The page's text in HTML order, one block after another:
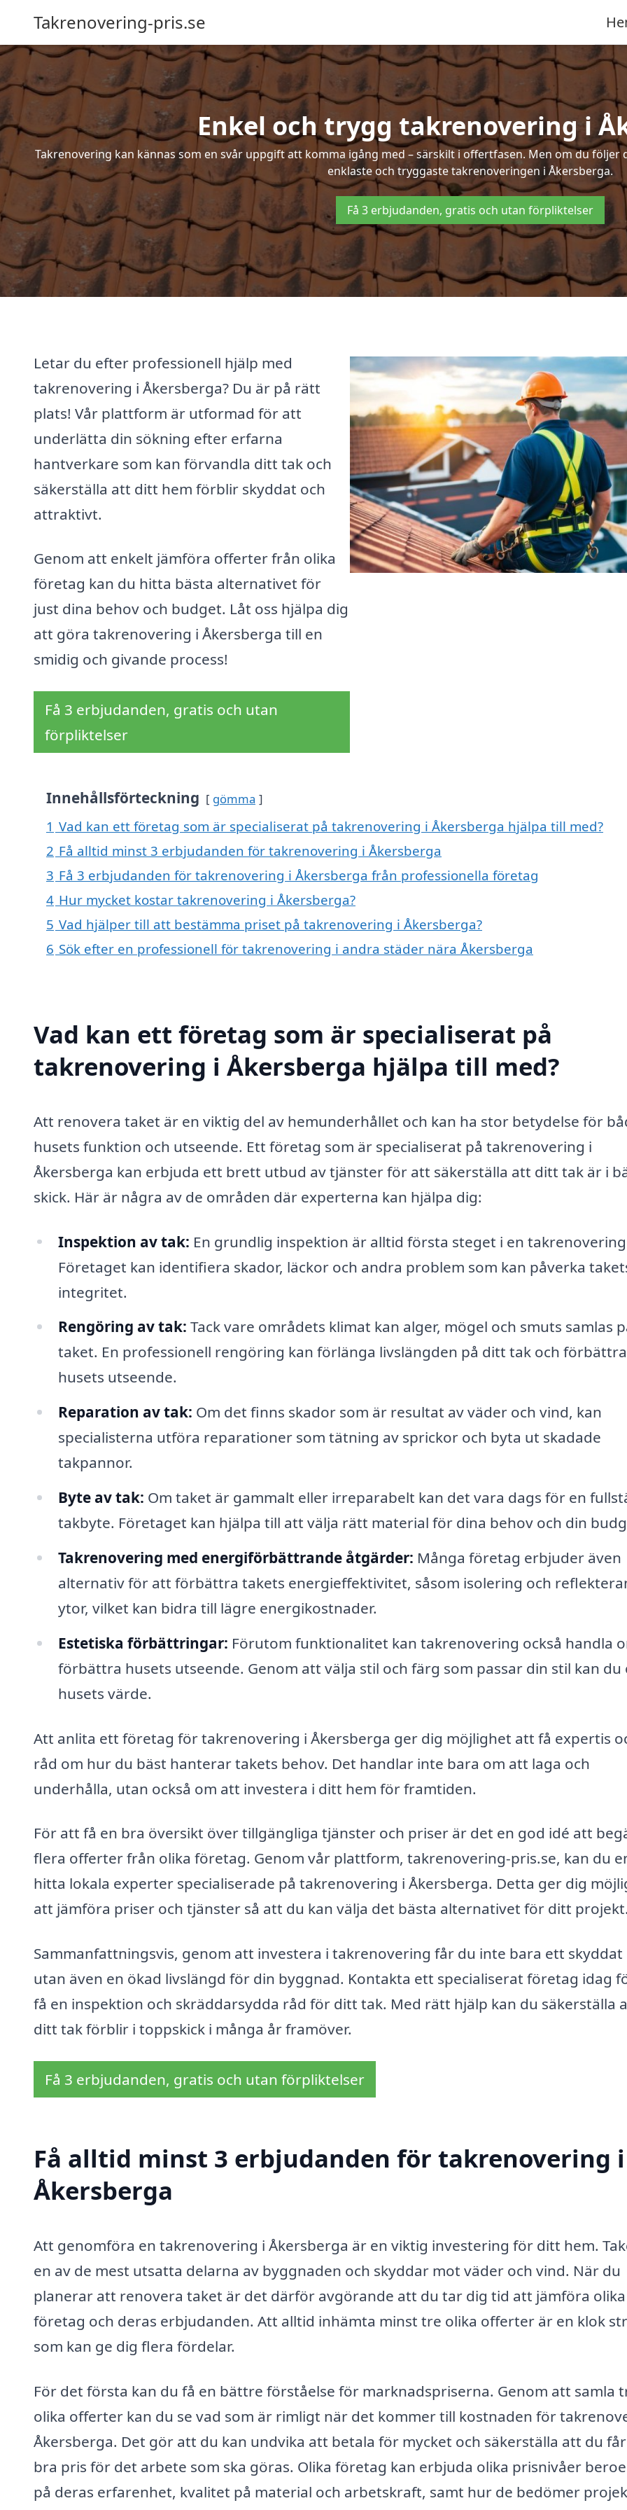
Takrenovering-pris.se
Enkel och trygg takrenovering i
Takrenovering kan kännas som en svår uppgift att komma igång med – särskilt i offertfasen. Men om du
enklaste och tryggaste takrenoveringen i Åkersberga.
Få 3 erbjudanden, gratis och utan förpliktelser
Letar du efter professionell hjälp med
takrenovering i Åkersberga? Du är på rätt
plats! Vår plattform är utformad för att
underlätta din sökning efter erfarna
hantverkare som kan förvandla ditt tak och
säkerställa att ditt hem förblir skyddat och
attraktivt.
Genom att enkelt jämföra offerter från olika
företag kan du hitta bästa alternativet för
just dina behov och budget. Låt oss hjälpa dig
att göra takrenovering i Åkersberga till en
smidig och givande process!
Få 3 erbjudanden, gratis och utan
förpliktelser
Innehållsförteckning gömma
1 Vad kan ett företag som är specialiserat på takrenovering i Åkersberga hjälpa till med?
2 Få alltid minst 3 erbjudanden för takrenovering i Åkersberga
3 Få 3 erbjudanden för takrenovering i Åkersberga från professionella företag
4 Hur mycket kostar takrenovering i Åkersberga?
5 Vad hjälper till att bestämma priset på takrenovering i Åkersberga?
6 Sök efter en professionell för takrenovering i andra städer nära Åkersberga
Vad kan ett företag som är specialiserat på
takrenovering i Åkersberga hjälpa till med?
Att renovera taket är en viktig del av hemunderhållet och kan ha stor betydelse för
husets funktion och utseende. Ett företag som är specialiserat på takrenovering i
Åkersberga kan erbjuda ett brett utbud av tjänster för att säkerställa att ditt tak är i
skick. Här är några av de områden där experterna kan hjälpa dig:
Inspektion av tak: En grundlig inspektion är alltid första steget i en
Företaget kan identifiera skador, läckor och andra problem som kan påverka
integritet.
Rengöring av tak: Tack vare områdets klimat kan alger, mögel och smuts samlas
taket. En professionell rengöring kan förlänga livslängden på ditt tak och förbättra
husets utseende.
Reparation av tak: Om det finns skador som är resultat av väder och vind, kan
specialisterna utföra reparationer som tätning av sprickor och byta ut skadade
takpannor.
Byte av tak: Om taket är gammalt eller irreparabelt kan det vara dags för en
takbyte. Företaget kan hjälpa till att välja rätt material för dina behov och din
Takrenovering med energiförbättrande åtgärder: Många företag erbjuder även
alternativ för att förbättra takets energieffektivitet, såsom isolering och
ytor, vilket kan bidra till lägre energikostnader.
Estetiska förbättringar: Förutom funktionalitet kan takrenovering också handla
förbättra husets utseende. Genom att välja stil och färg som passar din stil kan du
husets värde.
Att anlita ett företag för takrenovering i Åkersberga ger dig möjlighet att få expertis
råd om hur du bäst hanterar takets behov. Det handlar inte bara om att laga och
underhålla, utan också om att investera i ditt hem för framtiden.
För att få en bra översikt över tillgängliga tjänster och priser är det en god idé att
flera offerter från olika företag. Genom vår plattform, takrenovering-pris.se, kan du
hitta lokala experter specialiserade på takrenovering i Åkersberga. Detta ger dig
att jämföra priser och tjänster så att du kan välja det bästa alternativet för ditt projekt.
Sammanfattningsvis, genom att investera i takrenovering får du inte bara ett skyddat
utan även en ökad livslängd för din byggnad. Kontakta ett specialiserat företag idag
få en inspektion och skräddarsydda råd för ditt tak. Med rätt hjälp kan du säkerställa
ditt tak förblir i toppskick i många år framöver.
Få 3 erbjudanden, gratis och utan förpliktelser
Få alltid minst 3 erbjudanden för takrenovering i
Åkersberga
Att genomföra en takrenovering i Åkersberga är en viktig investering för ditt hem.
en av de mest utsatta delarna av byggnaden och skyddar mot väder och vind. När du
planerar att renovera taket är det därför avgörande att du tar dig tid att jämföra olika
företag och deras erbjudanden. Att alltid inhämta minst tre olika offerter är en klok
som kan ge dig flera fördelar.
För det första kan du få en bättre förståelse för marknadspriserna. Genom att samla
olika offerter kan du se vad som är rimligt när det kommer till kostnaden för
Åkersberga. Det gör att du kan undvika att betala för mycket och säkerställa att du
bra pris för det arbete som ska göras. Olika företag kan erbjuda olika prisnivåer
på deras erfarenhet, kvalitet på material och arbetskraft, samt hur de bedömer